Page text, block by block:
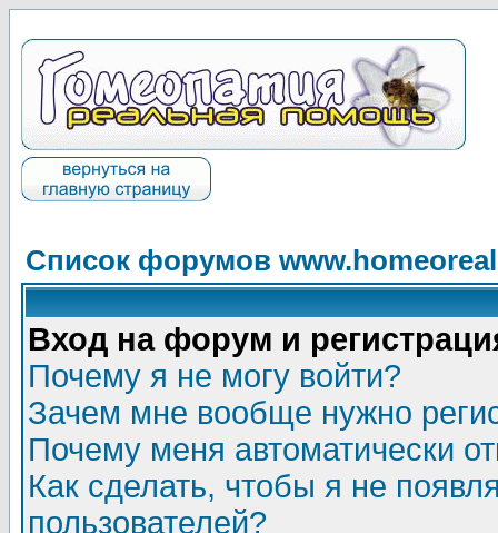
Список форумов
Вход на форум и
Почему я не могу войти?
Зачем мне вообще нужно
Почему меня автоматически
Как сделать, чтобы я не
пользователей?